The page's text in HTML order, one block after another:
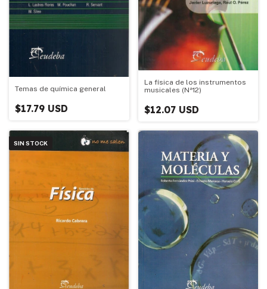
Temas de química general
$17.79 USD
La física de los instrumentos
musicales (Nª12)
$12.07 USD
SIN STOCK